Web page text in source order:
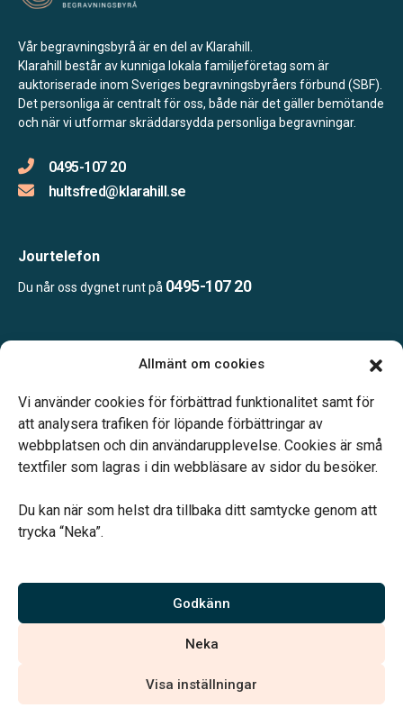
Allmänt om cookies
Vi använder cookies för förbättrad funktionalitet samt för
att analysera trafiken för löpande förbättringar av
webbplatsen och din användarupplevelse. Cookies är små
textfiler som lagras i din webbläsare av sidor du besöker.
Du kan när som helst dra tillbaka ditt samtycke genom att
trycka “Neka”.
Godkänn
Neka
Visa inställningar
Vår begravningsbyrå är en del av Klarahill.
Klarahill består av kunniga lokala familjeföretag som är
auktoriserade inom Sveriges begravningsbyråers förbund (SBF).
Det personliga är centralt för oss, både när det gäller bemötande
och när vi utformar skräddarsydda personliga begravningar.
0495-107 20
hultsfred@klarahill.se
Jourtelefon
Du når oss dygnet runt på 0495-107 20
Telefonjour dygnet runt.
Vårt systerbolag Verahill hjälper dig med familjejuridiken –
Vi är auktoriserade av Sveriges Begravningsbyråers Förbund och
har högt ställda krav på utbildning, kvalitet, miljö och arbetsmiljö.